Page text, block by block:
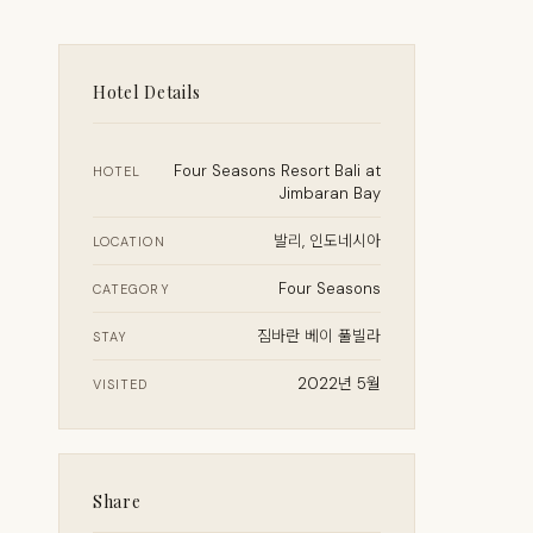
Hotel Details
HOTEL
Four Seasons Resort Bali at
Jimbaran Bay
LOCATION 발리, 인도네시아
CATEGORY Four Seasons
STAY 짐바란 베이 풀빌라
VISITED 2022년 5월
Share